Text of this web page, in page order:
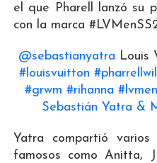
el que Pharell lanzó su
con la marca
@sebastianyatra Louis
#louisvuitton
#grwm #rihanna
Sebastián Yatra &
Yatra compartió
famosos como Anitta,